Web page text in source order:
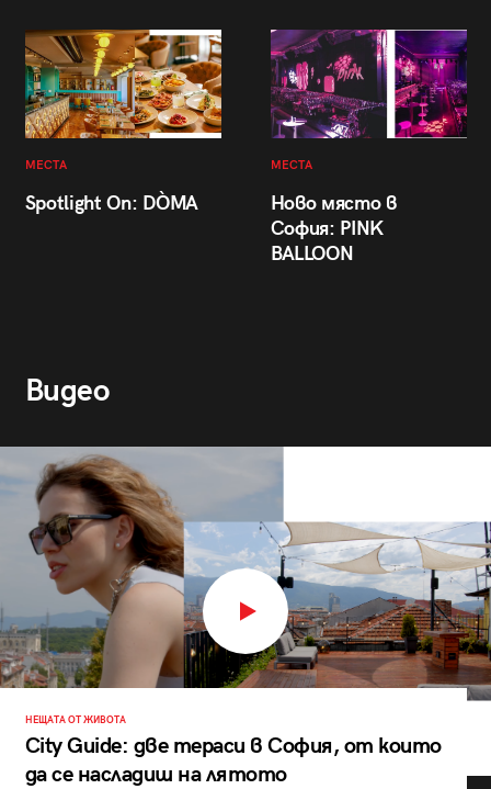
МЕСТА
Spotlight On: DÒMA
МЕСТА
Ново място в
София: PINK
BALLOON
Видео
НЕЩАТА ОТ ЖИВОТА
City Guide: две тераси в София, от които
да се насладиш на лятото